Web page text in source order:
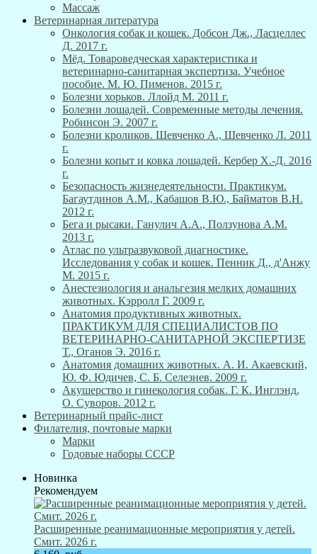
Массаж
Ветеринарная литература
Онкология собак и кошек. Добсон Дж., Ласцеллес
Д. 2017 г.
Мёд. Товароведческая характеристика и
ветеринарно-санитарная экспертиза. Учебное
пособие. М. Ю. Пименов. 2015 г.
Болезни хорьков. Ллойд М. 2011 г.
Болезни лошадей. Современные методы лечения.
Робинсон Э. 2007 г.
Болезни кроликов. Шевченко А., Шевченко Л. 2011
г.
Болезни копыт и ковка лошадей. Кербер Х.-Д. 2016
г.
Безопасность жизнедеятельности. Практикум.
Багаутдинов А.М., Кабашов В.Ю., Байматов В.Н.
2012 г.
Бега и рысаки. Ганулич А.А., Ползунова А.М.
2013 г.
Атлас по ультразвуковой диагностике.
Исследования у собак и кошек. Пенник Д., д'Анжу
М. 2015 г.
Анестезиология и анальгезия мелких домашних
животных. Кэрролл Г. 2009 г.
Анатомия продуктивных животных.
ПРАКТИКУМ ДЛЯ СПЕЦИАЛИСТОВ ПО
ВЕТЕРИНАРНО-САНИТАРНОЙ ЭКСПЕРТИЗЕ
Т., Оганов Э. 2016 г.
Анатомия домашних животных. А. И. Акаевский,
Ю. Ф. Юдичев, С. Б. Селезнев. 2009 г.
Акушерство и гинекология собак. Г. К. Инглэнд,
О. Суворов. 2012 г.
Ветеринарный прайс-лист
Филателия, почтовые марки
Марки
Годовые наборы СССР
Новинка
Рекомендуем
Расширенные реанимационные мероприятия у детей.
Смит. 2026 г.